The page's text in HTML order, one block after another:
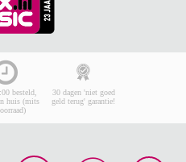
besteld,
huis (mits
30 dagen 'niet goed
geld terug' garantie!